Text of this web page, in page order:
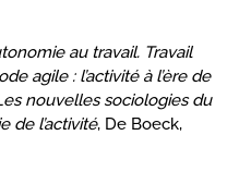
au travail. Travail
agile : l’activité à l’ère de
nouvelles sociologies du
de l’activité, De Boeck,